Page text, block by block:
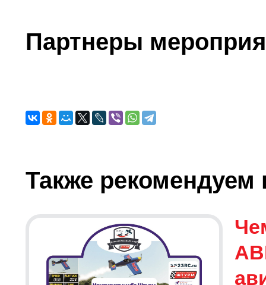
Партнеры
Также рекомендуем